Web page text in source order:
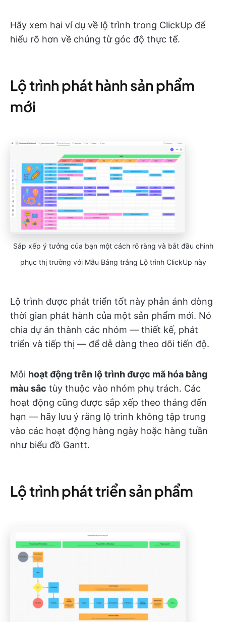
Hãy xem hai ví dụ về lộ trình trong ClickUp để
hiểu rõ hơn về chúng từ góc độ thực tế.
Lộ trình phát hành sản phẩm
mới
Sắp xếp ý tưởng của bạn một cách rõ ràng và bắt đầu chinh
phục thị trường với Mẫu Bảng trắng Lộ trình ClickUp này
Lộ trình được phát triển tốt này phản ánh dòng
thời gian phát hành của một sản phẩm mới. Nó
chia dự án thành các nhóm — thiết kế, phát
triển và tiếp thị — để dễ dàng theo dõi tiến độ.
Mỗi hoạt động trên lộ trình được mã hóa bằng
màu sắc tùy thuộc vào nhóm phụ trách. Các
hoạt động cũng được sắp xếp theo tháng đến
hạn — hãy lưu ý rằng lộ trình không tập trung
vào các hoạt động hàng ngày hoặc hàng tuần
như biểu đồ Gantt.
Lộ trình phát triển sản phẩm